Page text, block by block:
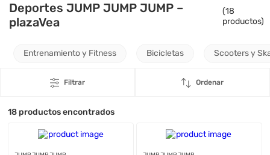
Deportes JUMP JUMP JUMP –
plazaVea
(18
productos)
Entrenamiento y Fitness Bicicletas Scooters y
Filtrar Ordenar
18 productos encontrados